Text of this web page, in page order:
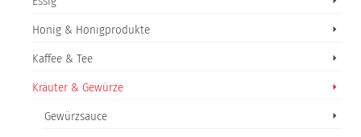
Honig & Honigprodukte
Kaffee & Tee
Kräuter & Gewürze
Gewürzsauce